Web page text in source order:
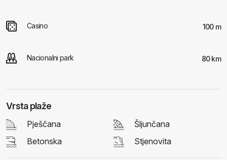
Casino 100 m
Nacionalni park 80 km
Vrsta plaže
Pješčana
Šljunčana
Betonska
Stjenovita